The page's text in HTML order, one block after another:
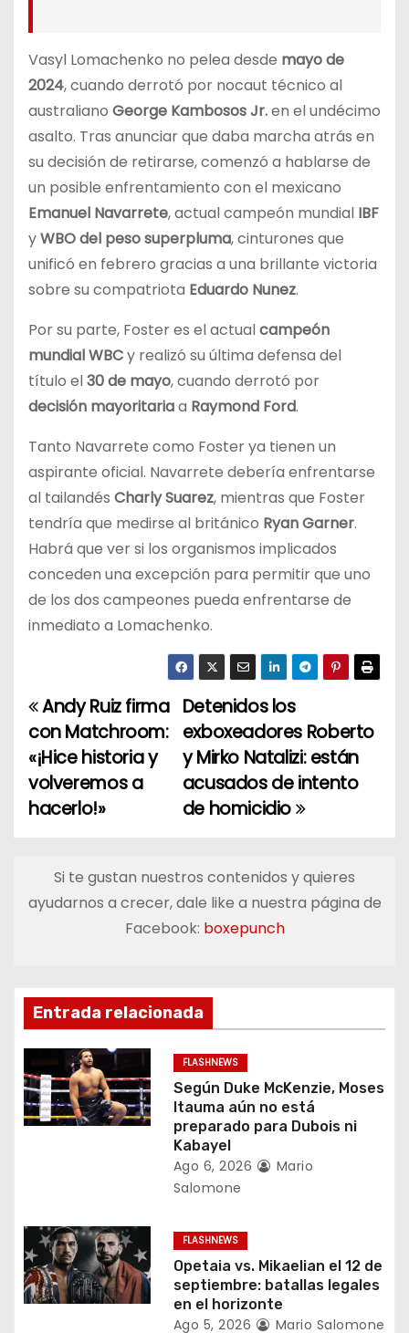
Vasyl Lomachenko no pelea desde mayo de
2024, cuando derrotó por nocaut técnico al
australiano George Kambosos Jr.en el undécimo
asalto. Tras anunciar que daba marcha atrás en
su decisión de retirarse, comenzó a hablarse de
un posible enfrentamiento con el mexicano
Emanuel Navarrete, actual campeón mundial IBF
yWBO del peso superpluma, cinturones que
unificó en febrero gracias a una brillante victoria
sobre su compatriota Eduardo Nunez.
Por su parte, Foster es el actualcampeón
mundial WBCy realizó su última defensa del
título el30 de mayo, cuando derrotó por
decisión mayoritariaa Raymond Ford.
Tanto Navarrete como Foster ya tienen un
aspirante oficial. Navarrete debería enfrentarse
al tailandés Charly Suarez, mientras que Foster
tendría que medirse al británico Ryan Garner.
Habrá que ver si los organismos implicados
conceden una excepción para permitir que uno
de los dos campeones pueda enfrentarse de
inmediato a Lomachenko.
N
a
v
a
ó
n
d
e
t
r
Detenidos los
exboxeadores Roberto
y Mirko Natalizi: están
acusados de intento
de homicidio
Andy Ruiz firma
con Matchroom:
«¡Hice historia y
volveremos a
hacerlo!»
Si te gustan nuestros contenidos y quieres
ayudarnos a crecer, dale like a nuestra página de
Facebook: boxepunch
Entrada relacionada
FLASHNEWS
Según Duke McKenzie, Moses
Itauma aún no está
preparado para Dubois ni
Kabayel
Ago 6, 2026
Mario
Salomone
FLASHNEWS
Opetaia vs. Mikaelian el 12 de
septiembre: batallas legales
en el horizonte
Ago 5, 2026 Mario Salomone